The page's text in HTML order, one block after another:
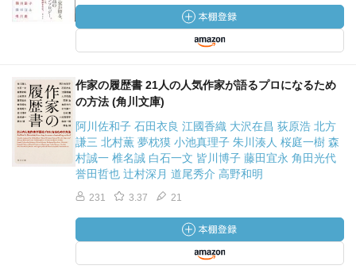
作家の履歴書 21人の人気作家が語るプロになるため
の方法 (角川文庫)
阿川佐和子 石田衣良 江國香織 大沢在昌 荻原浩 北方
謙三 北村薫 夢枕獏 小池真理子 朱川湊人 桜庭一樹 森
村誠一 椎名誠 白石一文 皆川博子 藤田宜永 角田光代
誉田哲也 辻村深月 道尾秀介 高野和明
231 3.37 21